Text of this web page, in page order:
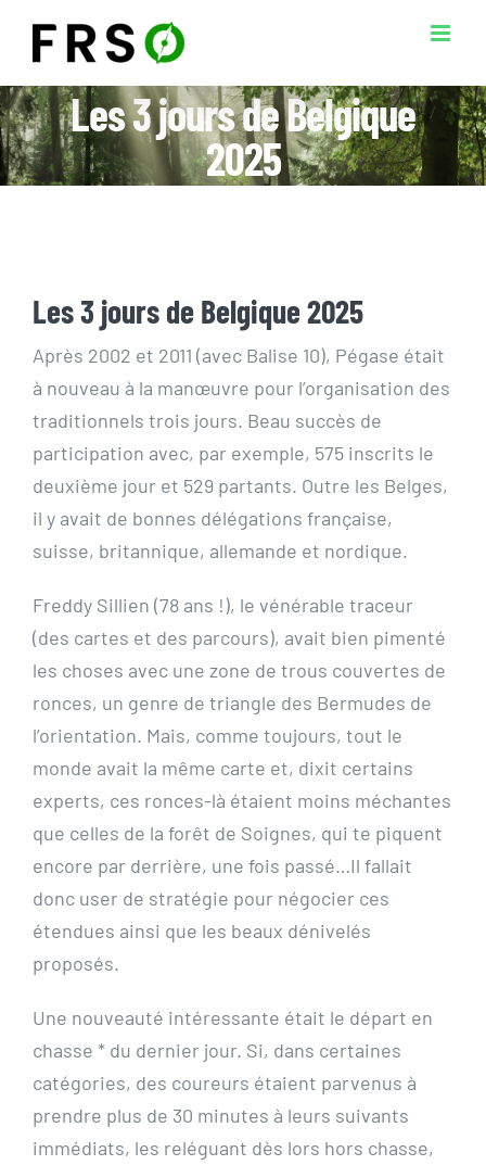
contenu
Les 3 jours de Belgique
2025
Les 3 jours de Belgique 2025
Après 2002 et 2011 (avec Balise 10), Pégase était
à nouveau à la manœuvre pour l’organisation des
traditionnels trois jours. Beau succès de
participation avec, par exemple, 575 inscrits le
deuxième jour et 529 partants. Outre les Belges,
il y avait de bonnes délégations française,
suisse, britannique, allemande et nordique.
Freddy Sillien (78 ans !), le vénérable traceur
(des cartes et des parcours), avait bien pimenté
les choses avec une zone de trous couvertes de
ronces, un genre de triangle des Bermudes de
l’orientation. Mais, comme toujours, tout le
monde avait la même carte et, dixit certains
experts, ces ronces-là étaient moins méchantes
que celles de la forêt de Soignes, qui te piquent
encore par derrière, une fois passé…Il fallait
donc user de stratégie pour négocier ces
étendues ainsi que les beaux dénivelés
proposés.
Une nouveauté intéressante était le départ en
chasse * du dernier jour. Si, dans certaines
catégories, des coureurs étaient parvenus à
prendre plus de 30 minutes à leurs suivants
immédiats, les reléguant dès lors hors chasse,